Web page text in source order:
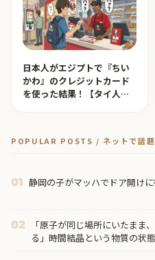
日本人がエジプトで『ちい
かわ』のクレジットカード
を使った結果！【タイ人の
POPULAR POSTS / ネットで話題
01 静岡の子がマッハでドア開け
02
「原子が同じ場所にいたまま
る」時間結晶という物質の状